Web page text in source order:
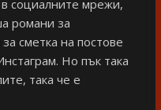
социалните мрежи,
романи за
сметка на постове
Но пък така
така че е